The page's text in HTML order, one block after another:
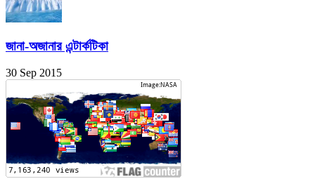
জানা-অজানার এন্টার্কটিকা
30 Sep 2015